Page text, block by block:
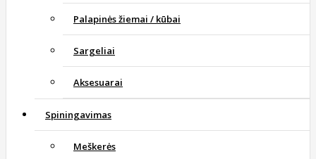
Palapinės žiemai / kūbai
Sargeliai
Aksesuarai
Spiningavimas
Meškerės